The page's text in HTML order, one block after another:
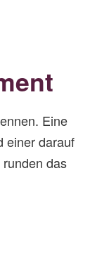
Eine
einer darauf
das